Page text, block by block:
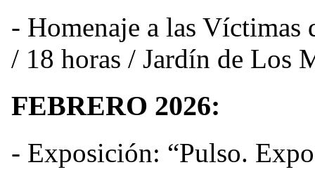
- Homenaje a las
/ 18 horas / Jardín de Los
FEBRERO 2026:
- Exposición: “Pulso.